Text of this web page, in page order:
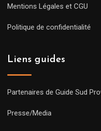
Mentions Légales et CGU
Politique de confidentialité
Liens guides
Partenaires de Guide Sud
Presse/Media